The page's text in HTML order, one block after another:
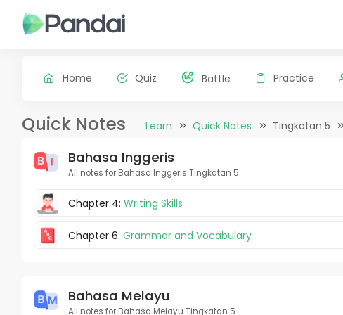
Home Quiz Battle Practice
Quick Notes Learn Quick Notes Tingkatan 5
Bahasa Inggeris
All notes for Bahasa Inggeris Tingkatan 5
Chapter 4: Writing Skills
Chapter 6: Grammar and Vocabulary
Bahasa Melayu
All notes for Bahasa Melayu Tingkatan 5